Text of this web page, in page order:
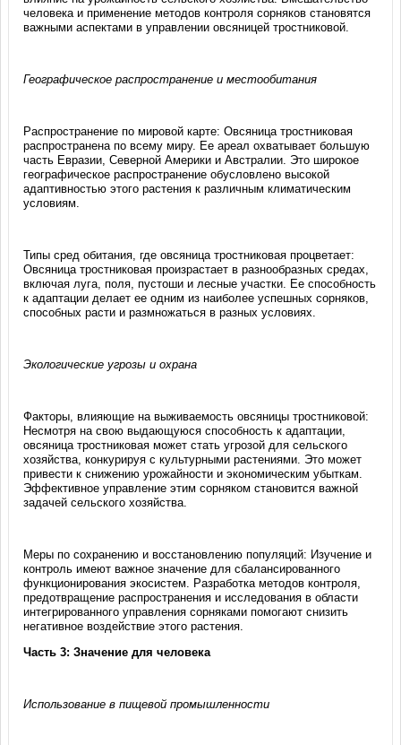
человека и применение методов контроля сорняков становятся
важными аспектами в управлении овсяницей тростниковой.
Географическое распространение и местообитания
Распространение по мировой карте: Овсяница тростниковая
распространена по всему миру. Ее ареал охватывает большую
часть Евразии, Северной Америки и Австралии. Это широкое
географическое распространение обусловлено высокой
адаптивностью этого растения к различным климатическим
условиям.
Типы сред обитания, где овсяница тростниковая процветает:
Овсяница тростниковая произрастает в разнообразных средах,
включая луга, поля, пустоши и лесные участки. Ее способность
к адаптации делает ее одним из наиболее успешных сорняков,
способных расти и размножаться в разных условиях.
Экологические угрозы и охрана
Факторы, влияющие на выживаемость овсяницы тростниковой:
Несмотря на свою выдающуюся способность к адаптации,
овсяница тростниковая может стать угрозой для сельского
хозяйства, конкурируя с культурными растениями. Это может
привести к снижению урожайности и экономическим убыткам.
Эффективное управление этим сорняком становится важной
задачей сельского хозяйства.
Меры по сохранению и восстановлению популяций: Изучение и
контроль имеют важное значение для сбалансированного
функционирования экосистем. Разработка методов контроля,
предотвращение распространения и исследования в области
интегрированного управления сорняками помогают снизить
негативное воздействие этого растения.
Часть 3: Значение для человека
Использование в пищевой промышленности